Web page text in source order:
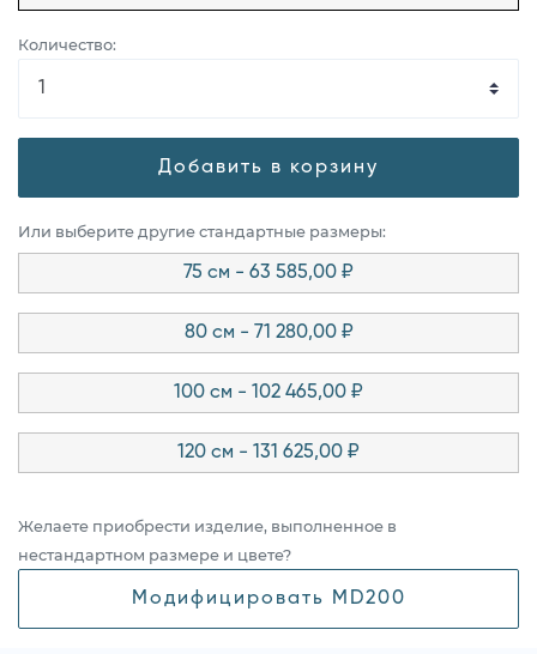
Количество:
Добавить в корзину
Или выберите другие стандартные размеры:
75 см - 63 585,00 ₽
80 см - 71 280,00 ₽
100 см - 102 465,00 ₽
120 см - 131 625,00 ₽
Желаете приобрести изделие, выполненное в
нестандартном размере и цвете?
Модифицировать MD200